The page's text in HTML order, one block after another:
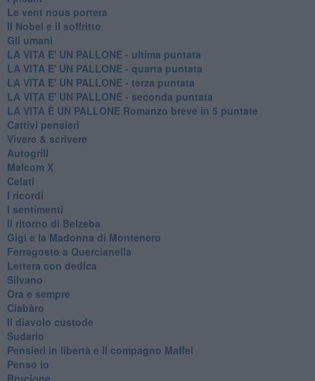
Le vent nous portera
Il Nobel e il soffritto
Gli umani
LA VITA E' UN PALLONE - ultima puntata
LA VITA E' UN PALLONE - quarta puntata
LA VITA E' UN PALLONE - terza puntata
LA VITA E' UN PALLONE - seconda puntata
LA VITA È UN PALLONE Romanzo breve in 5 puntate
Cattivi pensieri
Vivere & scrivere
Autogrill
Malcom X
Celati
I ricordi
I sentimenti
Il ritorno di Belzeba
Gigi e la Madonna di Montenero
Ferragosto a Quercianella
Lettera con dedica
Silvano
Ora e sempre
Ciabàro
Il diavolo custode
Sudario
Pensieri in libertà e il compagno Maffei
Penso io